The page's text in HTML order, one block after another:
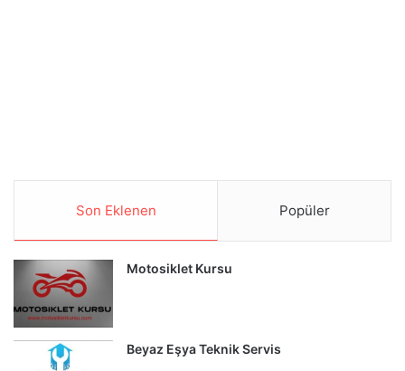
Son Eklenen Popüler
Motosiklet Kursu
Beyaz Eşya Teknik Servis